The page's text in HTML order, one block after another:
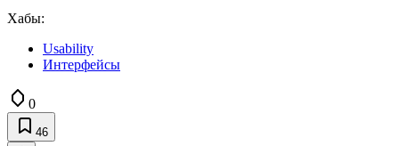
Хабы:
Usability
Интерфейсы
0
46